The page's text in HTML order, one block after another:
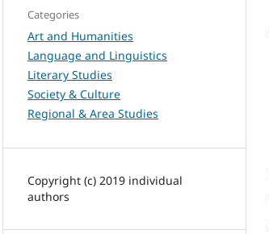
Categories
Art and Humanities
Language and Linguistics
Literary Studies
Society & Culture
Regional & Area Studies
Copyright (c) 2019 individual
authors